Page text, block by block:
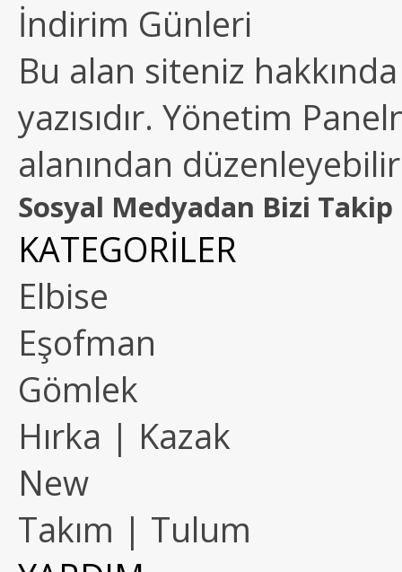
İndirim Günleri
Bu alan siteniz
yazısıdır. Yönetim
alanından
Sosyal Medyadan Bizi Takip
KATEGORİLER
Elbise
Eşofman
Gömlek
Hırka | Kazak
New
Takım | Tulum